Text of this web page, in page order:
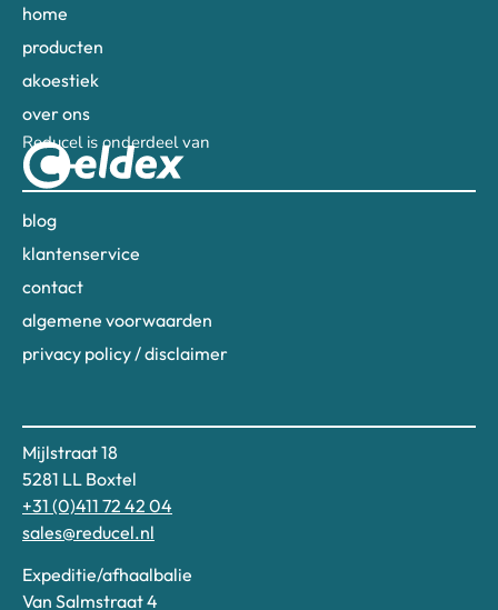
home
producten
akoestiek
over ons
Reducel is onderdeel van
blog
klantenservice
contact
algemene voorwaarden
privacy policy / disclaimer
Mijlstraat 18
5281 LL Boxtel
+31 (0)411 72 42 04
sales@reducel.nl
Expeditie/afhaalbalie
Van Salmstraat 4